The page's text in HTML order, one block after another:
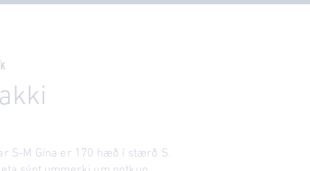
S-M Gína er 170 hæð í stærð S.